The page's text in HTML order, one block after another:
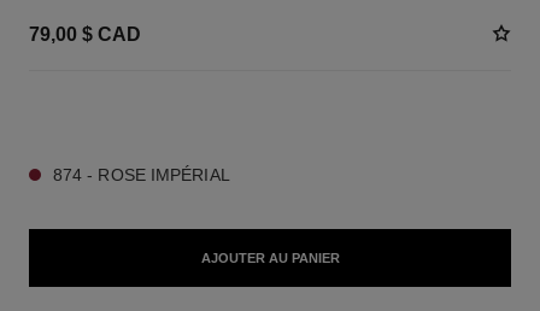
79,00 $ CAD
874 - ROSE IMPÉRIAL
AJOUTER AU PANIER